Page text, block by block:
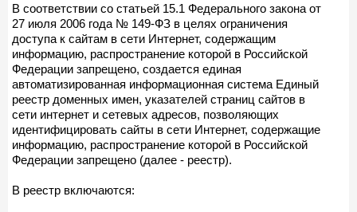
В соответствии со статьей 15.1 Федерального закона от
27 июля 2006 года № 149-ФЗ в целях ограничения
доступа к сайтам в сети Интернет, содержащим
информацию, распространение которой в Российской
Федерации запрещено, создается единая
автоматизированная информационная система Единый
реестр доменных имен, указателей страниц сайтов в
сети интернет и сетевых адресов, позволяющих
идентифицировать сайты в сети Интернет, содержащие
информацию, распространение которой в Российской
Федерации запрещено (далее - реестр).
В реестр включаются: